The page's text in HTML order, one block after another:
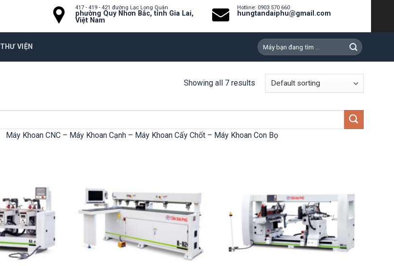
417 - 419 - 421 đường Lạc Long Quân
phường Quy Nhơn Bắc, tỉnh Gia Lai,
Việt Nam
Hotline: 0903 570 660
hungtandaiphu@gmail.com
THƯ VIỆN
Search
for:
Showing all 7 results
Máy Khoan CNC – Máy Khoan Cạnh – Máy Khoan Cấy Chốt – Máy Khoan Con Bọ